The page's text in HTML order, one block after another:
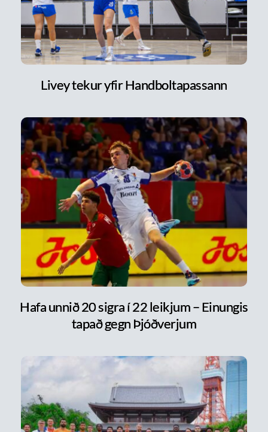
Livey tekur yfir Handboltapassann
Hafa unnið 20 sigra í 22 leikjum – Einungis
tapað gegn Þjóðverjum